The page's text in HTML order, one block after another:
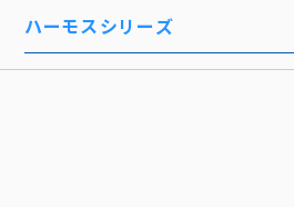
ハーモスシリーズ